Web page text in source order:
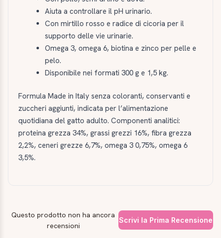
Aiuta a controllare il pH urinario.
Con mirtillo rosso e radice di cicoria per il
supporto delle vie urinarie.
Omega 3, omega 6, biotina e zinco per pelle e
pelo.
Disponibile nei formati 300 g e 1,5 kg.
Formula Made in Italy senza coloranti, conservanti e
zuccheri aggiunti, indicata per l’alimentazione
quotidiana del gatto adulto. Componenti analitici:
proteina grezza 34%, grassi grezzi 16%, fibra grezza
2,2%, ceneri grezze 6,7%, omega 3 0,75%, omega 6
3,5%.
Questo prodotto non ha ancora
recensioni
Scrivi la Prima Recensione